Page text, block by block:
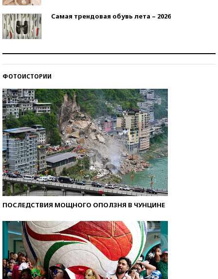
Самая трендовая обувь лета – 2026
ФОТОИСТОРИИ
ПОСЛЕДСТВИЯ МОЩНОГО ОПОЛЗНЯ В ЧУНЦИНЕ